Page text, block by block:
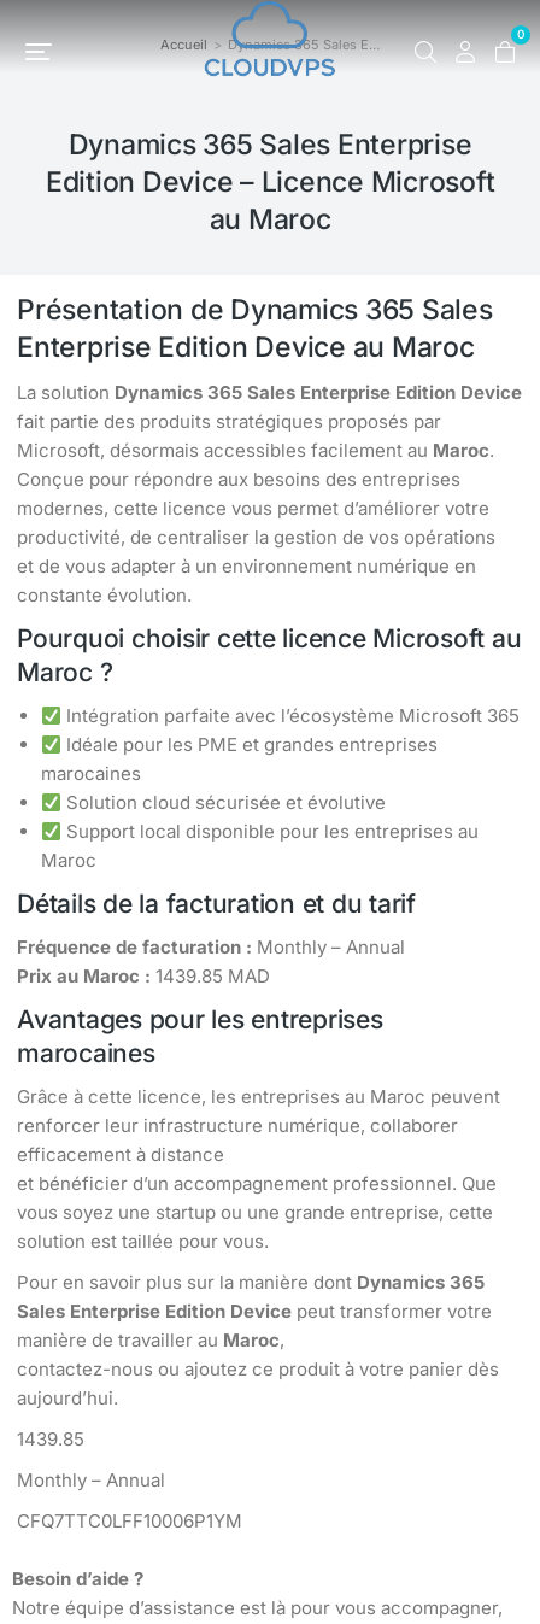
0
Vous êtes ici : Accueil Dynamics 365 Sales E…
Dynamics 365 Sales Enterprise
Edition Device – Licence Microsoft
au Maroc
Présentation de Dynamics 365 Sales
Enterprise Edition Device au Maroc
La solution Dynamics 365 Sales Enterprise Edition Device
fait partie des produits stratégiques proposés par
Microsoft, désormais accessibles facilement au Maroc.
Conçue pour répondre aux besoins des entreprises
modernes, cette licence vous permet d’améliorer votre
productivité, de centraliser la gestion de vos opérations
et de vous adapter à un environnement numérique en
constante évolution.
Pourquoi choisir cette licence Microsoft au
Maroc ?
Intégration parfaite avec l’écosystème Microsoft 365
Idéale pour les PME et grandes entreprises
marocaines
Solution cloud sécurisée et évolutive
Support local disponible pour les entreprises au
Maroc
Détails de la facturation et du tarif
Fréquence de facturation : Monthly – Annual
Prix au Maroc : 1439.85 MAD
Avantages pour les entreprises
marocaines
Grâce à cette licence, les entreprises au Maroc peuvent
renforcer leur infrastructure numérique, collaborer
efficacement à distance
et bénéficier d’un accompagnement professionnel. Que
vous soyez une startup ou une grande entreprise, cette
solution est taillée pour vous.
Pour en savoir plus sur la manière dont Dynamics 365
Sales Enterprise Edition Device peut transformer votre
manière de travailler au Maroc,
contactez-nous ou ajoutez ce produit à votre panier dès
aujourd’hui.
1439.85
Monthly – Annual
CFQ7TTC0LFF10006P1YM
Besoin d’aide ?
Notre équipe d’assistance est là pour vous accompagner,